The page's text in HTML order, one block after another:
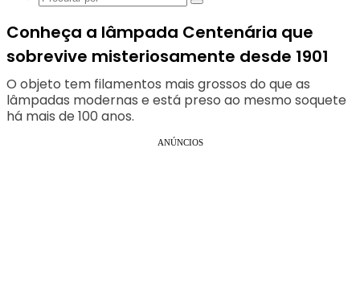
Procurar
Conheça a lâmpada Centenária que
sobrevive misteriosamente desde 1901
O objeto tem filamentos mais grossos do que as
lâmpadas modernas e está preso ao mesmo soquete
há mais de 100 anos.
ANÚNCIOS